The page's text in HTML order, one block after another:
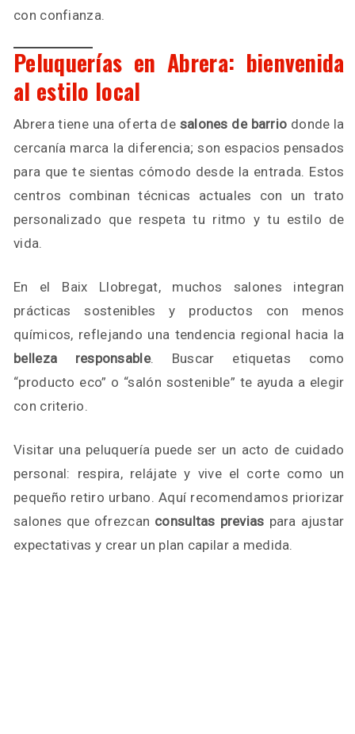
con confianza.
Peluquerías en Abrera: bienvenida
al estilo local
Abrera tiene una oferta de salones de barrio donde la
cercanía marca la diferencia; son espacios pensados
para que te sientas cómodo desde la entrada. Estos
centros combinan técnicas actuales con un trato
personalizado que respeta tu ritmo y tu estilo de
vida.
En el Baix Llobregat, muchos salones integran
prácticas sostenibles y productos con menos
químicos, reflejando una tendencia regional hacia la
belleza responsable. Buscar etiquetas como
“producto eco” o “salón sostenible” te ayuda a elegir
con criterio.
Visitar una peluquería puede ser un acto de cuidado
personal: respira, relájate y vive el corte como un
pequeño retiro urbano. Aquí recomendamos priorizar
salones que ofrezcan consultas previas para ajustar
expectativas y crear un plan capilar a medida.